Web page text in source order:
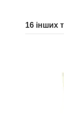
16 інших